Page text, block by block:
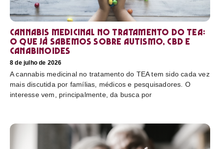
Cannabis medicinal no tratamento do TEA:
o que já sabemos sobre autismo, CBD e
canabinoides
8 de julho de 2026
A cannabis medicinal no tratamento do TEA tem sido cada vez
mais discutida por famílias, médicos e pesquisadores. O
interesse vem, principalmente, da busca por